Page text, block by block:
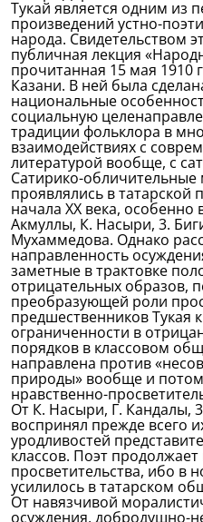
Тукай является одним из
произведений устно-
народа. Свидетельством
публичная лекция
прочитанная 15 мая 1910
Казани. В ней была
национальные
социальную
традиции фольклора в
взаимодействиях с
литературой вообще, с
Сатирико-
проявлялись в татарской
начала XX века, особенно
Акмуллы, К. Насыри, 3.
Мухаммедова. Однако
направленность
заметные в трактовке
отрицательных образов,
преобразующей роли
предшественников Тукая
ограниченности в
порядков в классовом
направлена против
природы» вообще и
нравственно-
От К. Насыри, Г. Кандалы,
воспринял прежде всего
уродливостей
классов. Поэт
просветительства, ибо в
усилилось в татарском
От навязчивой
осуждения, добродушно-